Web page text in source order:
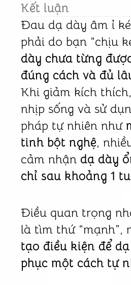
Kết luận
Đau dạ dày âm ỉ
phải do bạn “chịu
dày chưa từng
đúng cách và đủ
Khi giảm kích
nhịp sống và sử
pháp tự nhiên như
tinh bột nghệ,
cảm nhận dạ dày
chỉ sau khoảng 1
Điều quan trọng
là tìm thứ “mạnh”,
tạo điều kiện để
phục một cách tự